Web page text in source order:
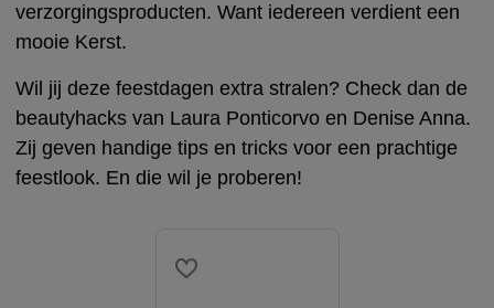
verzorgingsproducten. Want iedereen verdient een
mooie Kerst.
Wil jij deze feestdagen extra stralen? Check dan de
beautyhacks van Laura Ponticorvo en Denise Anna.
Zij geven handige tips en tricks voor een prachtige
feestlook. En die wil je proberen!